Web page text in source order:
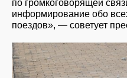
по громкоговорящей
информирование обо
поездов», — советует